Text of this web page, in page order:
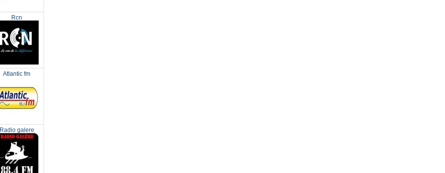
Rcn
Atlantic fm
Radio galere